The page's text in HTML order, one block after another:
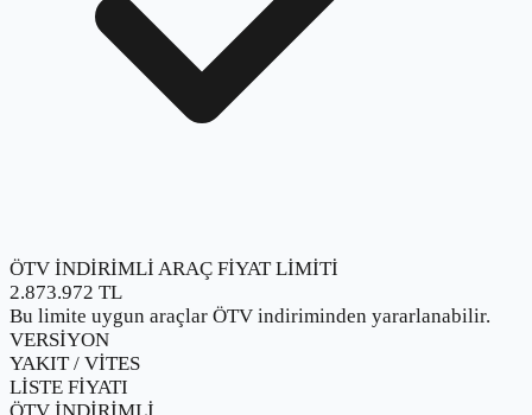
ÖTV İNDİRİMLİ ARAÇ FİYAT LİMİTİ
2.873.972 TL
Bu limite uygun araçlar ÖTV indiriminden yararlanabilir.
VERSİYON
YAKIT / VİTES
LİSTE FİYATI